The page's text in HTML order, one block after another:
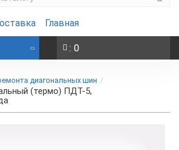
Главная
: 0
диагональных шин
(термо) ПДТ-5,